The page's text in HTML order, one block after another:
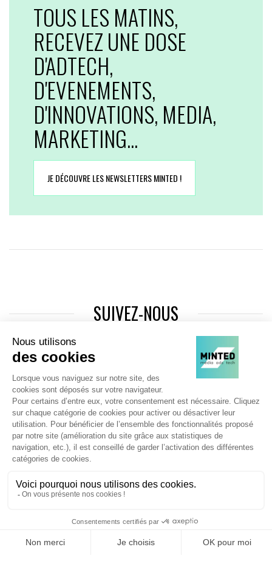
TOUS LES MATINS,
RECEVEZ UNE DOSE
D'ADTECH,
D'EVENEMENTS,
D'INNOVATIONS, MEDIA,
MARKETING...
JE DÉCOUVRE LES NEWSLETTERS MINTED !
SUIVEZ-NOUS
Agence web:Novius